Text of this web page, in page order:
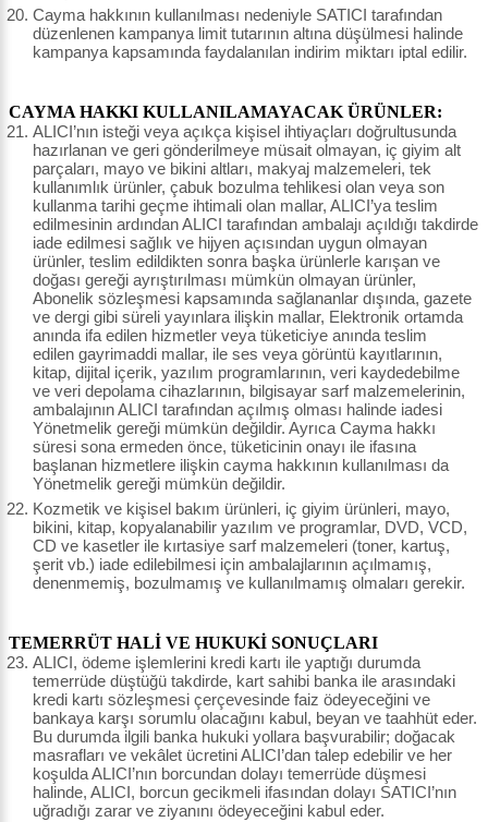
Cayma hakkının kullanılması nedeniyle SATICI tarafından
düzenlenen kampanya limit tutarının altına düşülmesi halinde
kampanya kapsamında faydalanılan indirim miktarı iptal edilir.
CAYMA HAKKI KULLANILAMAYACAK ÜRÜNLER:
ALICI’nın isteği veya açıkça kişisel ihtiyaçları doğrultusunda
hazırlanan ve geri gönderilmeye müsait olmayan, iç giyim alt
parçaları, mayo ve bikini altları, makyaj malzemeleri, tek
kullanımlık ürünler, çabuk bozulma tehlikesi olan veya son
kullanma tarihi geçme ihtimali olan mallar, ALICI’ya teslim
edilmesinin ardından ALICI tarafından ambalajı açıldığı takdirde
iade edilmesi sağlık ve hijyen açısından uygun olmayan
ürünler, teslim edildikten sonra başka ürünlerle karışan ve
doğası gereği ayrıştırılması mümkün olmayan ürünler,
Abonelik sözleşmesi kapsamında sağlananlar dışında, gazete
ve dergi gibi süreli yayınlara ilişkin mallar, Elektronik ortamda
anında ifa edilen hizmetler veya tüketiciye anında teslim
edilen gayrimaddi mallar, ile ses veya görüntü kayıtlarının,
kitap, dijital içerik, yazılım programlarının, veri kaydedebilme
ve veri depolama cihazlarının, bilgisayar sarf malzemelerinin,
ambalajının ALICI tarafından açılmış olması halinde iadesi
Yönetmelik gereği mümkün değildir. Ayrıca Cayma hakkı
süresi sona ermeden önce, tüketicinin onayı ile ifasına
başlanan hizmetlere ilişkin cayma hakkının kullanılması da
Yönetmelik gereği mümkün değildir.
Kozmetik ve kişisel bakım ürünleri, iç giyim ürünleri, mayo,
bikini, kitap, kopyalanabilir yazılım ve programlar, DVD, VCD,
CD ve kasetler ile kırtasiye sarf malzemeleri (toner, kartuş,
şerit vb.) iade edilebilmesi için ambalajlarının açılmamış,
denenmemiş, bozulmamış ve kullanılmamış olmaları gerekir.
TEMERRÜT HALİ VE HUKUKİ SONUÇLARI
ALICI, ödeme işlemlerini kredi kartı ile yaptığı durumda
temerrüde düştüğü takdirde, kart sahibi banka ile arasındaki
kredi kartı sözleşmesi çerçevesinde faiz ödeyeceğini ve
bankaya karşı sorumlu olacağını kabul, beyan ve taahhüt eder.
Bu durumda ilgili banka hukuki yollara başvurabilir; doğacak
masrafları ve vekâlet ücretini ALICI’dan talep edebilir ve her
koşulda ALICI’nın borcundan dolayı temerrüde düşmesi
halinde, ALICI, borcun gecikmeli ifasından dolayı SATICI’nın
uğradığı zarar ve ziyanını ödeyeceğini kabul eder.